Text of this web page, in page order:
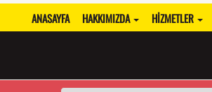
ANASAYFA HAKKIMIZDA HIZMETLER